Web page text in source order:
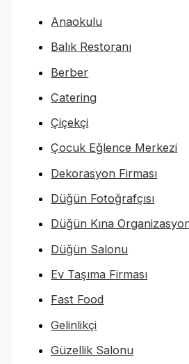
Anaokulu
Balık Restoranı
Berber
Catering
Çiçekçi
Çocuk Eğlence Merkezi
Dekorasyon Firması
Düğün Fotoğrafçısı
Düğün Kına
Düğün Salonu
Ev Taşıma Firması
Fast Food
Gelinlikçi
Güzellik Salonu